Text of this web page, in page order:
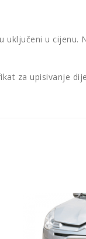
uključeni u cijenu.
za upisivanje